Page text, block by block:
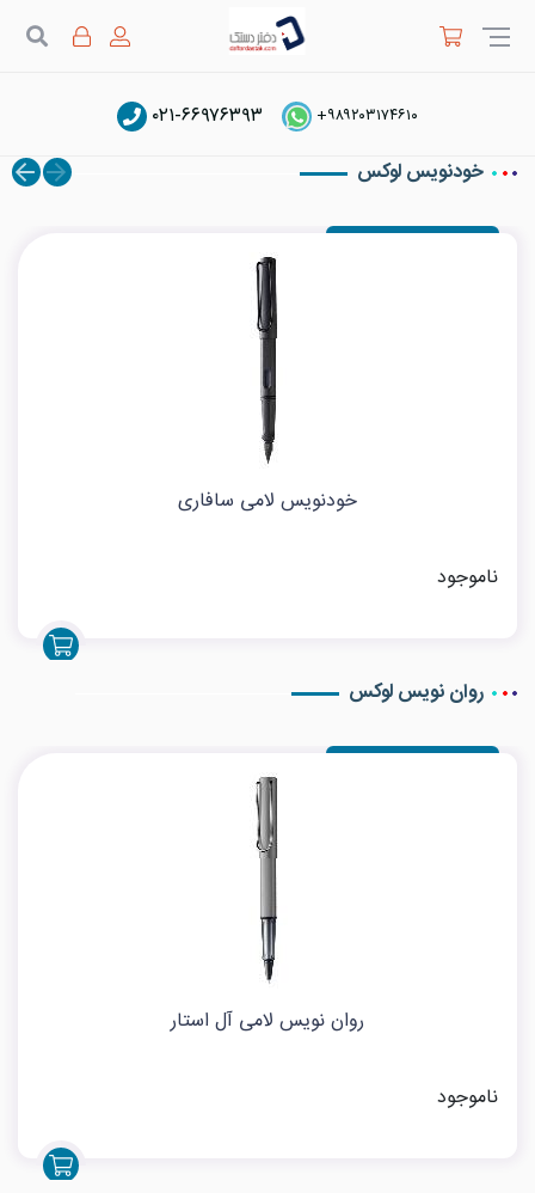
+۹۸۹۲۰۳۱۷۴۶۱۰ ۰۲۱-۶۶۹۷۶۳۹۳ لامی Lamy
خودنویس لوکس
خودنویس لامی سافاری
ناموجود
روان نویس لوکس
روان نویس لامی آل استار
ناموجود